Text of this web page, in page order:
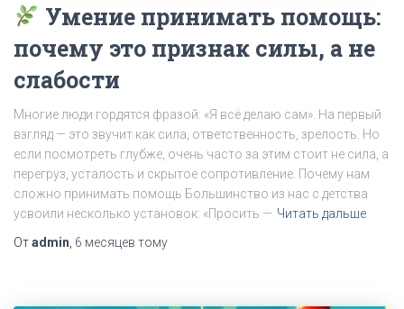
Умение принимать помощь:
почему это признак силы, а не
слабости
Многие люди гордятся фразой: «Я всё делаю сам». На первый
взгляд — это звучит как сила, ответственность, зрелость. Но
если посмотреть глубже, очень часто за этим стоит не сила, а
перегруз, усталость и скрытое сопротивление. Почему нам
сложно принимать помощь Большинство из нас с детства
усвоили несколько установок: «Просить — Читать дальше
Отadmin 6 месяцев тому